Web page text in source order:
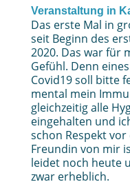
Veranstaltung in
Das erste Mal in
seit Beginn des
2020. Das war für
Gefühl. Denn
Covid19 soll bitte
mental mein
gleichzeitig alle
eingehalten und
schon Respekt
Freundin von mir
leidet noch heute
zwar erheblich.